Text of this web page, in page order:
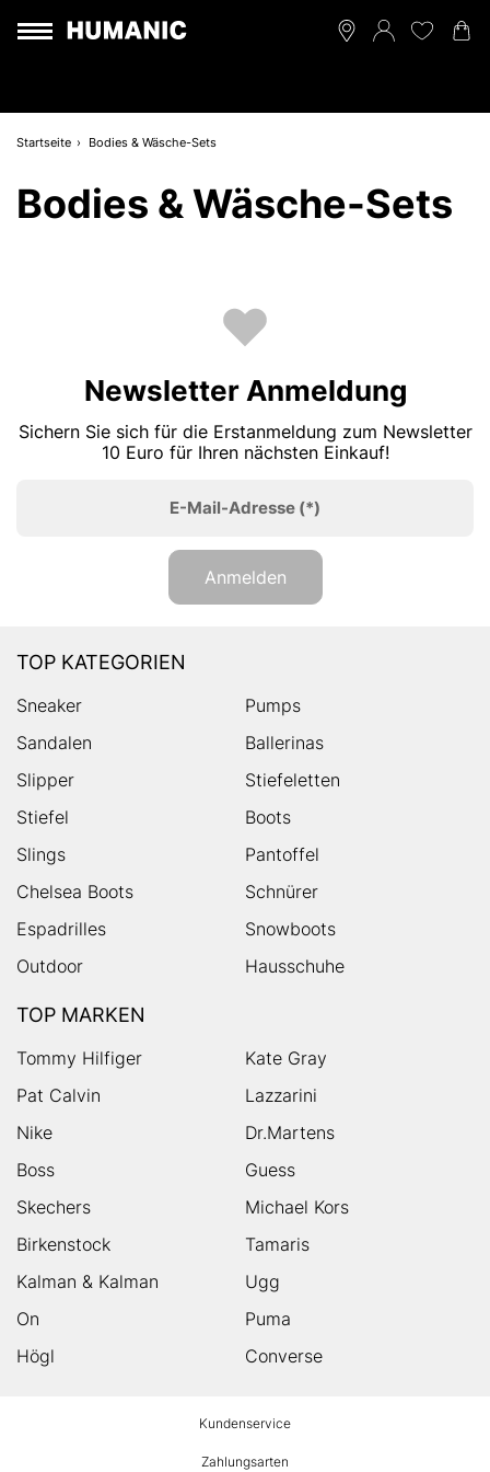
Startseite Bodies & Wäsche-Sets
Bodies & Wäsche-Sets
Newsletter Anmeldung
Sichern Sie sich für die Erstanmeldung zum Newsletter
10 Euro für Ihren nächsten Einkauf!
E-Mail-Adresse (*)
Anmelden
TOP KATEGORIEN
Sneaker
Pumps
Sandalen
Ballerinas
Slipper
Stiefeletten
Stiefel
Boots
Slings
Pantoffel
Chelsea Boots
Schnürer
Espadrilles
Snowboots
Outdoor
Hausschuhe
TOP MARKEN
Tommy Hilfiger
Kate Gray
Pat Calvin
Lazzarini
Nike
Dr.Martens
Boss
Guess
Skechers
Michael Kors
Birkenstock
Tamaris
Kalman & Kalman
Ugg
On
Puma
Högl
Converse
Kundenservice
Zahlungsarten